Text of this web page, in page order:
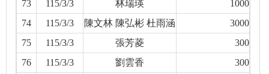
73
115/3/3 林瑞瑛
1000
74
115/3/3 陳文林 陳弘彬 杜雨涵
3000
75
115/3/3 張芳菱
300
76
115/3/3 劉雲香
300